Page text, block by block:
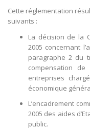
Cette réglementation
suivants :
La décision de la
2005 concernant
paragraphe 2 du
compensation
entreprises
économique
L’encadrement
2005 des aides
public.